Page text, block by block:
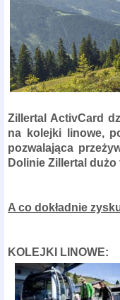
Zillertal ActivCard
na kolejki linowe,
pozwalająca
Dolinie Zillertal dużo
A co dokładnie
KOLEJKI LINOWE: